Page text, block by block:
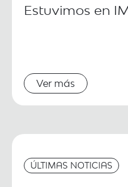
Estuvimos en
Ver más
ÚLTIMAS NOTICIAS